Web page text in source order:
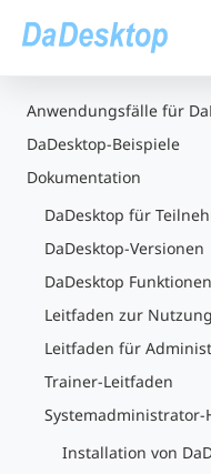
Anwendungsfälle für
DaDesktop-Beispiele
Dokumentation
DaDesktop für
DaDesktop-Versionen
DaDesktop Funktionen
Leitfaden zur
Leitfaden für
Trainer-Leitfaden
Systemadministrator-
Installation von